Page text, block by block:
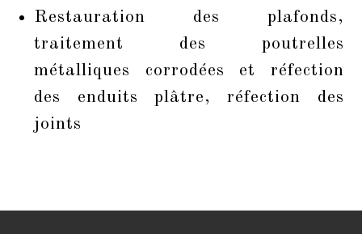
Restauration des plafonds,
traitement des poutrelles
métalliques corrodées et réfection
des enduits plâtre, réfection des
joints